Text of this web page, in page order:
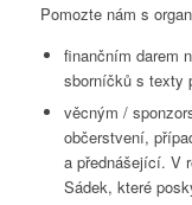
Pomozte nám s
finančním darem
sborníčků s texty
věcným /
občerstvení,
a přednášející. V
Sádek, které